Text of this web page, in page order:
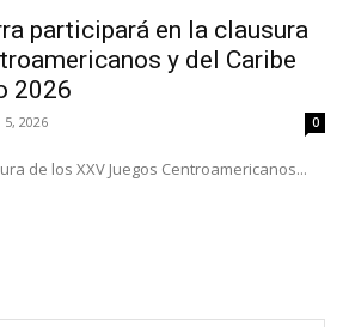
participará en la clausura
y del Caribe
2026
2026 0
de los XXV Juegos Centroamericanos...